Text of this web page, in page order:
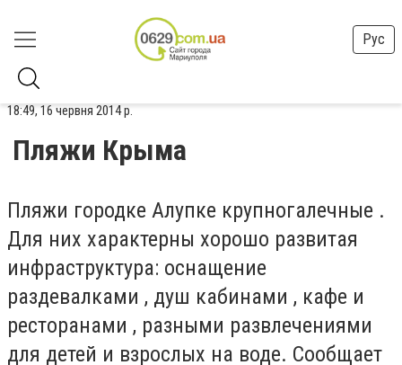
Рус
18:49, 16 червня 2014 р.
Пляжи Крыма
Пляжи городке Алупке крупногалечные .
Для них характерны хорошо развитая
инфраструктура: оснащение
раздевалками , душ кабинами , кафе и
ресторанами , разными развлечениями
для детей и взрослых на воде. Сообщает